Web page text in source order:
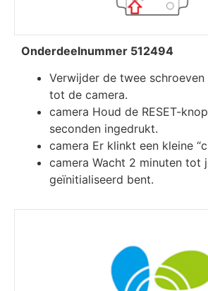
Onderdeelnummer 512494
Verwijder de twee
tot de camera.
camera Houd de RESET-
seconden ingedrukt.
camera Er klinkt een kleine
camera Wacht 2 minuten tot
geïnitialiseerd bent.